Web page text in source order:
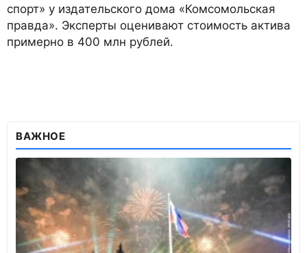
спорт» у издательского дома «Комсомольская
правда». Эксперты оценивают стоимость актива
примерно в 400 млн рублей.
ВАЖНОЕ